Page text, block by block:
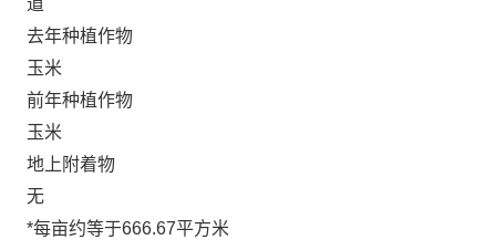
道
去年种植作物
玉米
前年种植作物
玉米
地上附着物
无
*每亩约等于666.67平方米